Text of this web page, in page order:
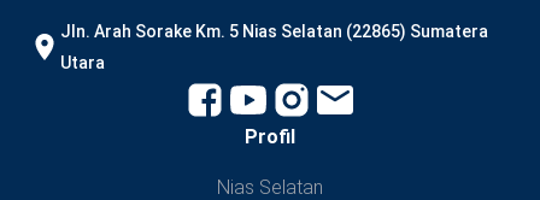
JIn. Arah Sorake Km. 5 Nias Selatan (22865) Sumatera
Utara
Profil
Nias Selatan